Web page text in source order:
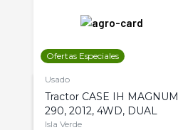
Ofertas Especiales
Usado
Tractor CASE IH MAGNUM
290, 2012, 4WD, DUAL
Isla Verde